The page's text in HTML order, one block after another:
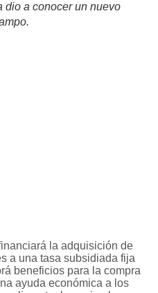
dio a conocer un nuevo
la adquisición de
a una tasa subsidiada fija
beneficios para la compra
ayuda económica a los